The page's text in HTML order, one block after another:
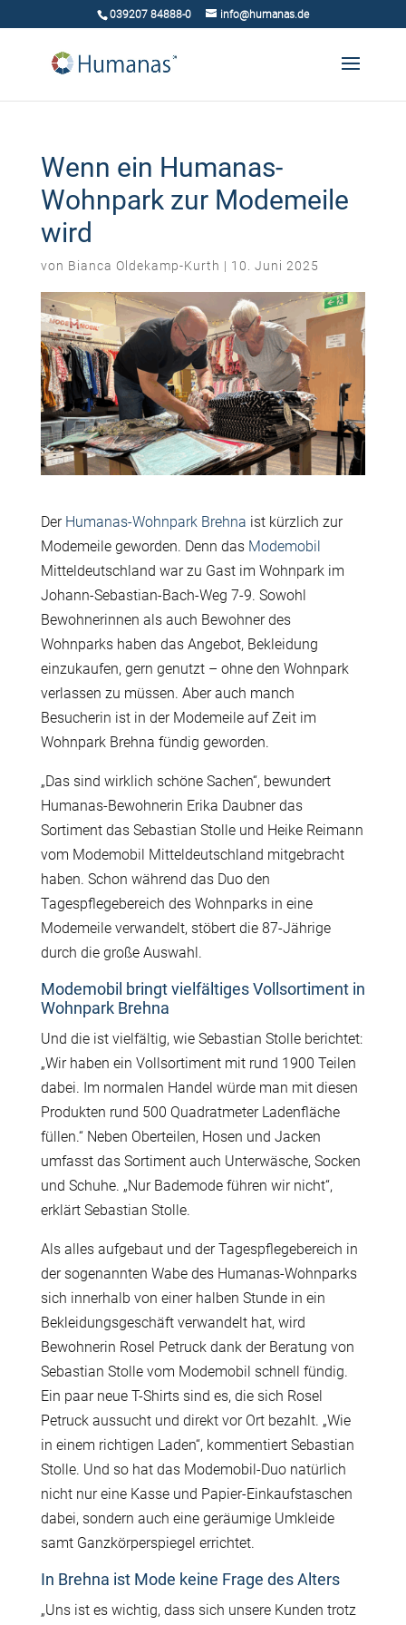
039207 84888-0 info@humanas.de
Wenn ein Humanas-
Wohnpark zur Modemeile
wird
von Bianca Oldekamp-Kurth | 10. Juni 2025
Der Humanas-Wohnpark Brehna ist kürzlich zur
Modemeile geworden. Denn das Modemobil
Mitteldeutschland war zu Gast im Wohnpark im
Johann-Sebastian-Bach-Weg 7-9. Sowohl
Bewohnerinnen als auch Bewohner des
Wohnparks haben das Angebot, Bekleidung
einzukaufen, gern genutzt – ohne den Wohnpark
verlassen zu müssen. Aber auch manch
Besucherin ist in der Modemeile auf Zeit im
Wohnpark Brehna fündig geworden.
„Das sind wirklich schöne Sachen“, bewundert
Humanas-Bewohnerin Erika Daubner das
Sortiment das Sebastian Stolle und Heike Reimann
vom Modemobil Mitteldeutschland mitgebracht
haben. Schon während das Duo den
Tagespflegebereich des Wohnparks in eine
Modemeile verwandelt, stöbert die 87-Jährige
durch die große Auswahl.
Modemobil bringt vielfältiges Vollsortiment in
Wohnpark Brehna
Und die ist vielfältig, wie Sebastian Stolle berichtet:
„Wir haben ein Vollsortiment mit rund 1900 Teilen
dabei. Im normalen Handel würde man mit diesen
Produkten rund 500 Quadratmeter Ladenfläche
füllen.“ Neben Oberteilen, Hosen und Jacken
umfasst das Sortiment auch Unterwäsche, Socken
und Schuhe. „Nur Bademode führen wir nicht“,
erklärt Sebastian Stolle.
Als alles aufgebaut und der Tagespflegebereich in
der sogenannten Wabe des Humanas-Wohnparks
sich innerhalb von einer halben Stunde in ein
Bekleidungsgeschäft verwandelt hat, wird
Bewohnerin Rosel Petruck dank der Beratung von
Sebastian Stolle vom Modemobil schnell fündig.
Ein paar neue T-Shirts sind es, die sich Rosel
Petruck aussucht und direkt vor Ort bezahlt. „Wie
in einem richtigen Laden“, kommentiert Sebastian
Stolle. Und so hat das Modemobil-Duo natürlich
nicht nur eine Kasse und Papier-Einkaufstaschen
dabei, sondern auch eine geräumige Umkleide
samt Ganzkörperspiegel errichtet.
In Brehna ist Mode keine Frage des Alters
„Uns ist es wichtig, dass sich unsere Kunden trotz